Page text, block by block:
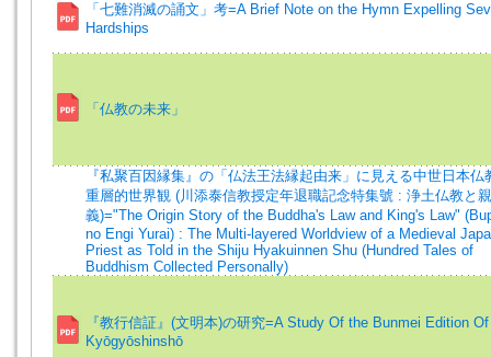
「七難消滅の誦文」考=A Brief Note on the Hymn Expelling
Hardships
「仏教の未来」
『私聚百因縁集』の「仏法王法縁起由来」に見える中世日本仏
重層的世界観 (川添泰信教授定年退職記念特集號 : 浄土仏教と
義)="The Origin Story of the Buddha's Law and King's Law"
no Engi Yurai) : The Multi-layered Worldview of a Medieval
Priest as Told in the Shiju Hyakuinnen Shu (Hundred Tales of
Buddhism Collected Personally)
『教行信証』(文明本)の研究=A Study Of the Bunmei Edition
Kyōgyōshinshō